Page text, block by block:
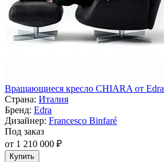
Вращающиеся кресло CHIARA от Edra
Страна: Италия
Бренд: Edra
Дизайнер: Francesco Binfaré
Под заказ
от 1 210 000 ₽
Купить